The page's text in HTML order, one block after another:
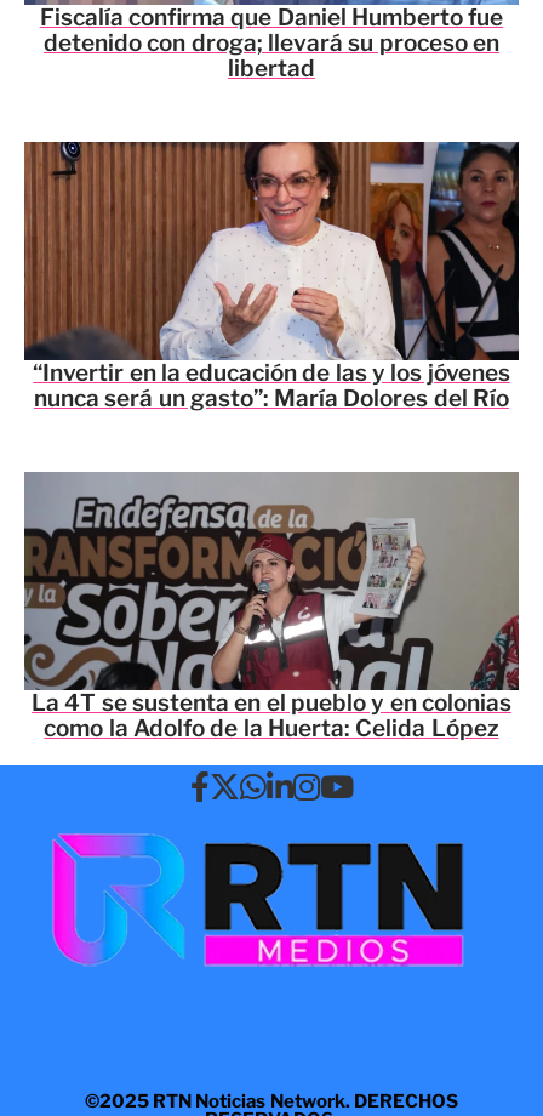
Fiscalía confirma que Daniel Humberto fue
detenido con droga; llevará su proceso en
libertad
“Invertir en la educación de las y los jóvenes
nunca será un gasto”: María Dolores del Río
La 4T se sustenta en el pueblo y en colonias
como la Adolfo de la Huerta: Celida López
©2025 RTN Noticias Network. DERECHOS